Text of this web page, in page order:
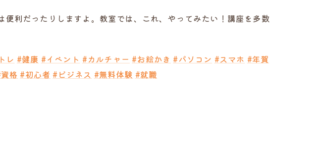
利だったりしますよ。教室では、これ、やってみたい！講座を多数
レ #健康 #イベント #カルチャー #お絵かき #パソコン #スマホ #年賀
格 #初心者 #ビジネス #無料体験 #就職